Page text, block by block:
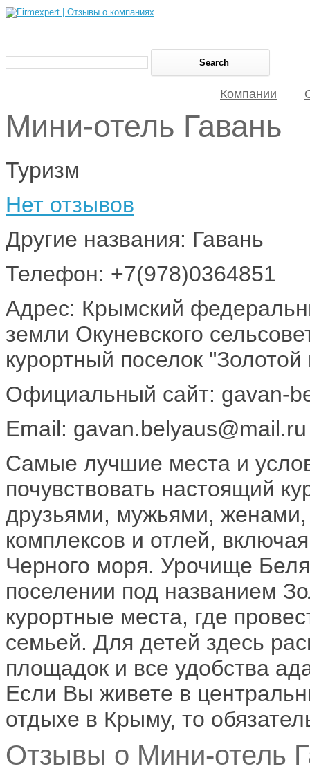
Компании
Мини-отель Гавань
Туризм
Нет отзывов
Другие названия: Гавань
Телефон: +7(978)0364851
Адрес: Крымский
земли Окуневского
курортный поселок
Официальный сайт: gavan-
Email: gavan.belyaus@mail.ru
Самые лучшие места и
почувствовать настоящий
друзьями, мужьями,
комплексов и отлей,
Черного моря. Урочище
поселении под названием
курортные места, где
семьей. Для детей здесь
площадок и все удобства
Если Вы живете в
отдыхе в Крыму, то
Отзывы о Мини-отель